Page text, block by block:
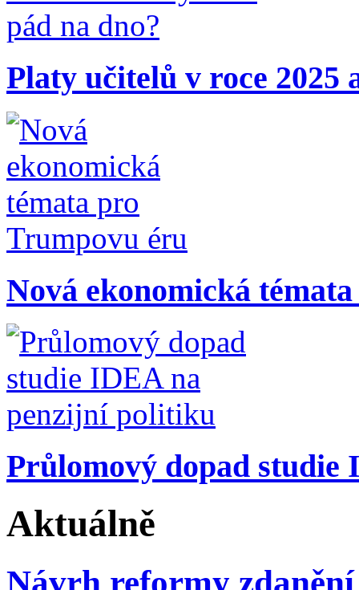
Platy učitelů v roce 2025
Nová ekonomická
Průlomový dopad
Aktuálně
Návrh reformy zdanění